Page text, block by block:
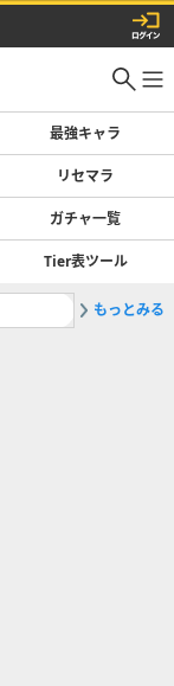
最強キャラ
リセマラ
ガチャ一覧
Tier表ツール
2最強デ
もっとみる